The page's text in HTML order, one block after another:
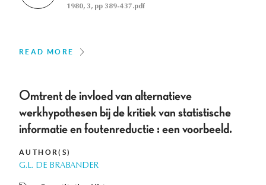
1980, 3, pp 389-437.pdf
READ MORE
Omtrent de invloed van alternatieve
werkhypothesen bij de kritiek van statistische
informatie en foutenreductie : een voorbeeld.
AUTHOR(S)
G.L. DE BRABANDER